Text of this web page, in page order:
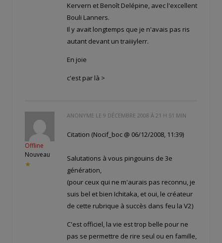
Kervern et Benoît Delépine, avec l'excellent
Bouli Lanners.
Il y avait longtemps que je n'avais pas ris
autant devant un traiiiylerr.
En joie
c'est par là >
Offline
Nouveau
★
ANONYME LE 9 DÉCEMBRE 2008 À 21 H 51 MIN
Citation (Nocif_boc @ 06/12/2008, 11:39)
Salutations à vous pingouins de 3e
génération,
(pour ceux qui ne m'aurais pas reconnu, je
suis bel et bien Ichitaka, et oui, le créateur
de cette rubrique à succès dans feu la V2)
C'est officiel, la vie est trop belle pour ne
pas se permettre de rire seul ou en famille,